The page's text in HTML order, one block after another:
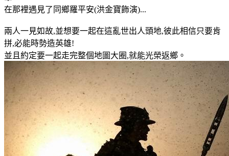
在那裡遇見了同鄉羅平安(洪金寶飾演)...
兩人一見如故,並想要一起在這亂世出人頭地,彼此相信只要肯
拼,必能時勢造英雄!
並且約定要一起走完整個地圖大圈,就能光榮返鄉。